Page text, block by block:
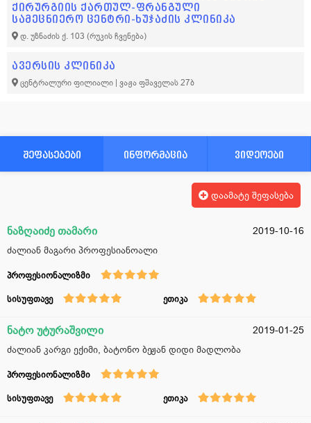
ქირურგიის ქართულ-ფრანგული
სამეცნიერო ცენტრი-ხუჯაძის კლინიკა
დ. უზნაძის ქ. 103 (რუკის ჩვენება)
ავერსის კლინიკა
ცენტრალური ფილიალი | ვაჟა ფშაველას 27ბ
შეფასებები ინფორმაცია ვიდეოები
დაამატე შეფასება
ნაზღაიძე თამარი
2019-10-16
ძალიან მაგარი პროფესიანოალი
პროფესიონალიზმი
სისუფთავე ეთიკა
ნატო უტურაშვილი
2019-01-25
ძალიან კარგი ექიმი, ბატონო ბეჟან დიდი მადლობა
პროფესიონალიზმი
სისუფთავე ეთიკა